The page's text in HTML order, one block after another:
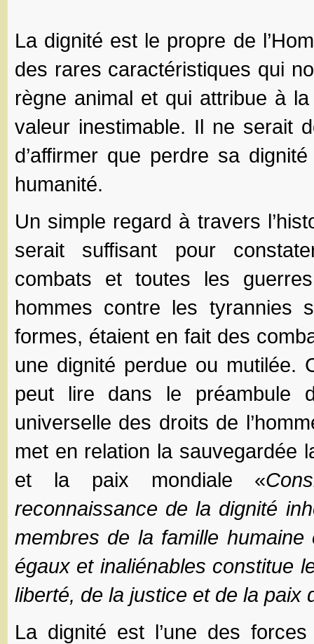
La dignité est le propre de
des rares caractéristiques qui
règne animal et qui attribue à
valeur inestimable. Il ne serait
d’affirmer que perdre sa
humanité.
Un simple regard à travers
serait suffisant pour
combats et toutes les
hommes contre les tyrannies
formes, étaient en fait des
une dignité perdue ou mutilée.
peut lire dans le préambule
universelle des droits de
met en relation la sauvegardée
et la paix mondiale «
reconnaissance de la dignité
membres de la famille
égaux et inaliénables constitue
liberté, de la justice et de la paix
La dignité est l’une des